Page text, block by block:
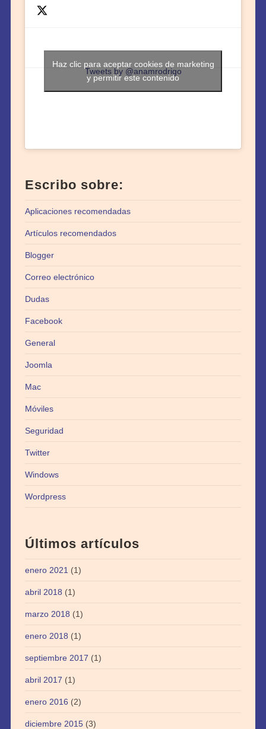
Tweets by @anamrodrigo
Haz clic para aceptar cookies de marketing
y permitir este contenido
Escribo sobre:
Aplicaciones recomendadas
Artículos recomendados
Blogger
Correo electrónico
Dudas
Facebook
General
Joomla
Mac
Móviles
Seguridad
Twitter
Windows
Wordpress
Últimos artículos
enero 2021 (1)
abril 2018 (1)
marzo 2018 (1)
enero 2018 (1)
septiembre 2017 (1)
abril 2017 (1)
enero 2016 (2)
diciembre 2015(3)